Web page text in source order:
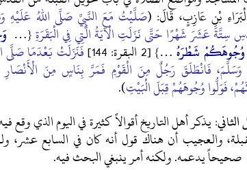
بْنِ عَازِبٍ، قَالَ: (صَلَّيْتُ مَعَ النَّبِيِّ صَلَّى اللهُ عَلَيْهِ
سِتَّةَ عَشَرَ شَهْرًا حَتَّى نَزَلَتِ الْآيَةُ الَّتِي فِي الْبَقَرَةِ{…
وُجُوهَكُمْ شَطْرَهُ…} [2 البقرة: 144] فَنَزَلَتْ بَعْدَمَا صَلَّى
وَسَلَّمَ، فَانْطَلَقَ رَجُلٌ مِنَ الْقَوْمِ فَمَرَّ بِنَاسٍ مِنَ
فَوَلُّوا وُجُوهَهُمْ قِبَلَ الْبَيْتِ).
الثاني: يذكر أهل التاريخ أقوالاً كثيرة في اليوم الذي وقع
والعجيب أن هناك قول أنه كان في السابع
صحيحاً يدعمه. ولكنه أمر ينبغي البحث فيه.